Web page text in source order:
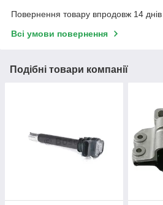
Повернення товару впродовж 14
Всі умови повернення
Подібні товари компанії